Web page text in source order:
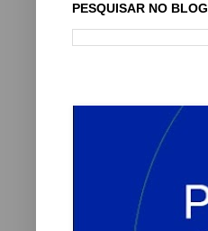
PESQUISAR NO BLOG